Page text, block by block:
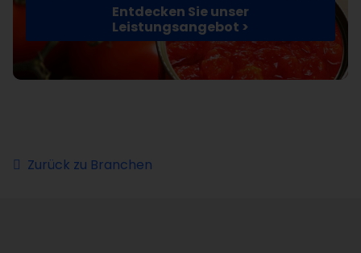
Entdecken Sie unser
Leistungsangebot >
Zurück zu Branchen